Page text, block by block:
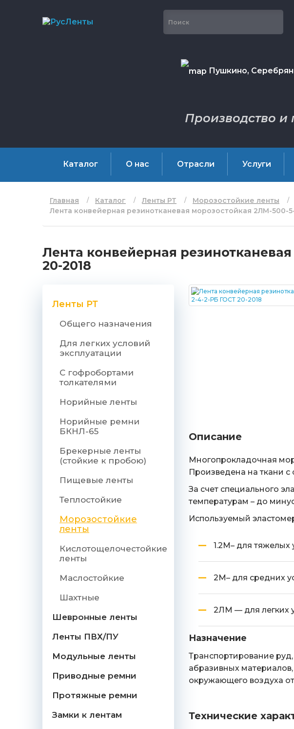
Пушкино,
Производство
Каталог О нас Отрасли Услуги
Главная Каталог Ленты РТ
Морозостойкие ленты
Лента конвейерная резинотканевая морозостойкая 2ЛМ-500-
Лента конвейерная
20-2018
Ленты РТ
Общего назначения
Для легких условий
эксплуатации
С гофробортами
толкателями
Норийные ленты
Норийные ремни
БКНЛ-65
Брекерные ленты
(стойкие к пробою)
Пищевые ленты
Теплостойкие
Морозостойкие
ленты
Кислотощелочестойкие
ленты
Маслостойкие
Шахтные
Шевронные ленты
Ленты ПВХ/ПУ
Модульные ленты
Приводные ремни
Протяжные ремни
Замки к лентам
Описание
Многопрокладочная
Произведена на ткани
За счет специального
температурам – до
Используемый
1.2М– для тяжелых
2М– для средних
2ЛМ — для легких
Назначение
Транспортирование
абразивных
окружающего воздуха
Технические